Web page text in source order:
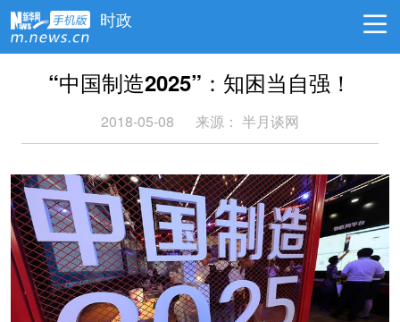
时政
“中国制造2025”：知困当自强！
2018-05-08 来源： 半月谈网